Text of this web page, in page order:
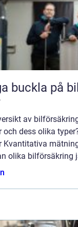
på bil vad lönar sig och hur går det
av
och dess olika
Kvantitativa
olika bilförsäkring